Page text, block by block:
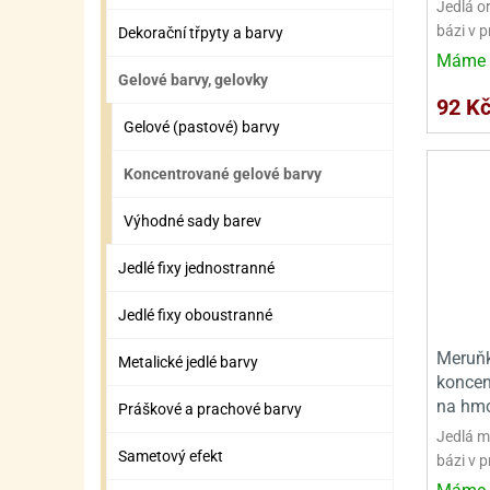
BOXY A TAŠKY NA POMŮCKY
Dekorační třpyty a barvy
Gelové barvy, gelovky
Gelové (pastové) barvy
Koncentrované gelové barvy
Výhodné sady barev
Jedlé fixy jednostranné
Jedlé fixy oboustranné
Metalické jedlé barvy
Práškové a prachové barvy
Sametový efekt
Jedlá
bázi v
Máme
92 Kč
na
Jedlá
bázi v